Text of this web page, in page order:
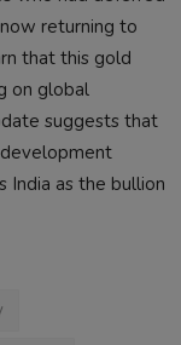
returning to
that this gold
on global
suggests that
India as the bullion